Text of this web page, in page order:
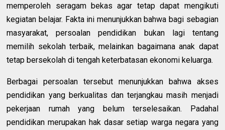
memperoleh seragam bekas agar tetap dapat mengikuti
kegiatan belajar. Fakta ini menunjukkan bahwa bagi sebagian
masyarakat, persoalan pendidikan bukan lagi tentang
memilih sekolah terbaik, melainkan bagaimana anak dapat
tetap bersekolah di tengah keterbatasan ekonomi keluarga.
Berbagai persoalan tersebut menunjukkan bahwa akses
pendidikan yang berkualitas dan terjangkau masih menjadi
pekerjaan rumah yang belum terselesaikan. Padahal
pendidikan merupakan hak dasar setiap warga negara yang